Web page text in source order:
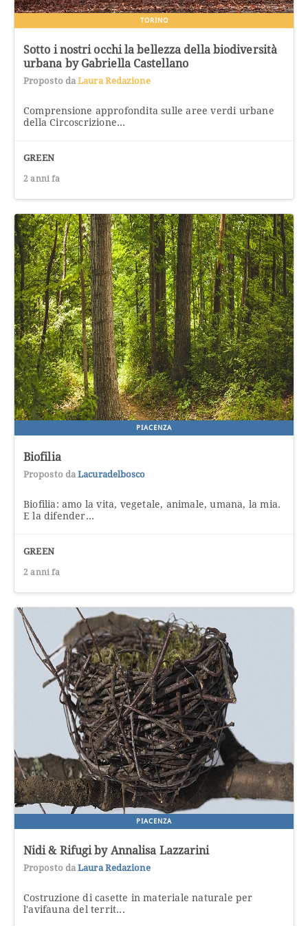
TORINO
Sotto i nostri occhi la bellezza della biodiversità
urbana by Gabriella Castellano
Proposto da Laura Redazione
Comprensione approfondita sulle aree verdi urbane
della Circoscrizione...
GREEN
2 anni fa
PIACENZA
Biofilia
Proposto da Lacuradelbosco
Biofilia: amo la vita, vegetale, animale, umana, la mia.
E la difender...
GREEN
2 anni fa
PIACENZA
Nidi & Rifugi by Annalisa Lazzarini
Proposto da Laura Redazione
Costruzione di casette in materiale naturale per
l'avifauna del territ...